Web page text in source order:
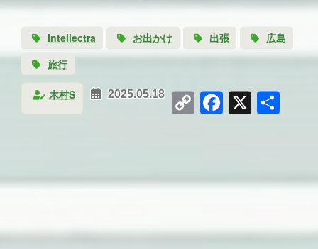
Intellectra お出かけ 出張
広島
旅行
木村S 2025.05.18 Copy
Link
X